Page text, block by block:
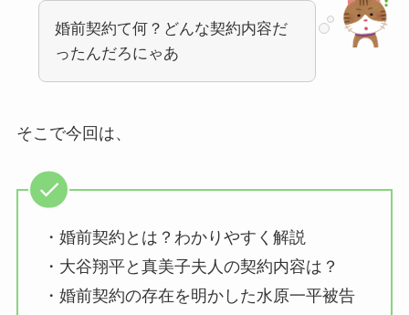
婚前契約て何？どんな契約内容だ
ったんだろにゃあ
そこで今回は、
・婚前契約とは？わかりやすく解説
・大谷翔平と真美子夫人の契約内容は？
・婚前契約の存在を明かした水原一平被告